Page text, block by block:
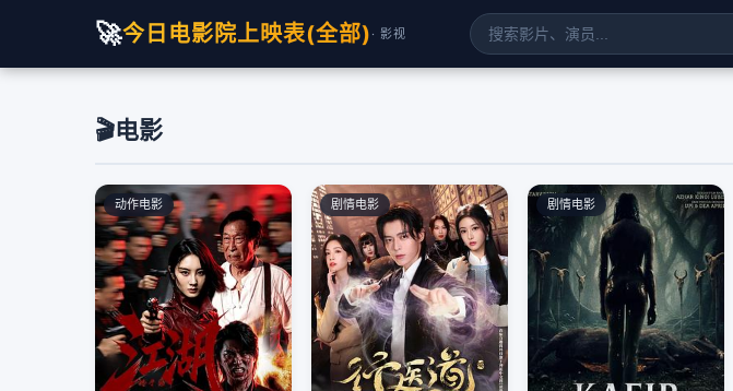
🚀今日电影院上映表(全部) · 影视
🎬电影
动作电影 剧情电影 剧情电影